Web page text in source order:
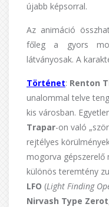
újabb képsorral.
Az animáció
főleg a gyors
látványosak. A
Történet: Renton
unalommal telve
kis városban.
Trapar-on való
rejtélyes
mogorva gépszerelő
különös teremtény
LFO (Light Finding
Nirvash Type Zerot